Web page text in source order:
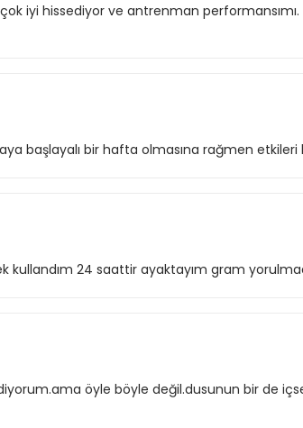
iyi hissediyor ve antrenman
başlayalı bir hafta olmasına rağmen
kullandım 24 saattir ayaktayım gram
öyle böyle değil.dusunun bir de